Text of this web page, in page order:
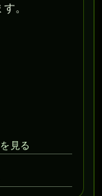
。
見る